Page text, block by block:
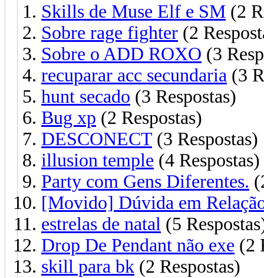
Skills de Muse Elf e SM (2
Sobre rage fighter (2
Sobre o ADD ROXO (3
recuparar acc secundaria (3
hunt secado (3 Respostas)
Bug xp (2 Respostas)
DESCONECT (3 Respostas)
illusion temple (4 Respostas)
Party com Gens Diferentes.
[Movido] Dúvida em
estrelas de natal (5
Drop De Pendant não exe (2
skill para bk (2 Respostas)